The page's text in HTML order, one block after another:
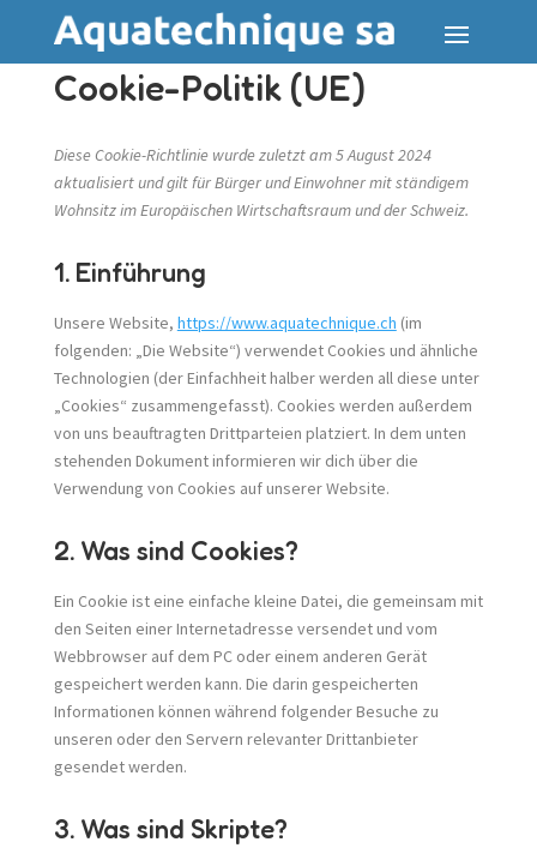
Cookie-Politik (UE)
Diese Cookie-Richtlinie wurde zuletzt am 5 August 2024
aktualisiert und gilt für Bürger und Einwohner mit ständigem
Wohnsitz im Europäischen Wirtschaftsraum und der Schweiz.
1. Einführung
Unsere Website, https://www.aquatechnique.ch (im
folgenden: „Die Website“) verwendet Cookies und ähnliche
Technologien (der Einfachheit halber werden all diese unter
„Cookies“ zusammengefasst). Cookies werden außerdem
von uns beauftragten Drittparteien platziert. In dem unten
stehenden Dokument informieren wir dich über die
Verwendung von Cookies auf unserer Website.
2. Was sind Cookies?
Ein Cookie ist eine einfache kleine Datei, die gemeinsam mit
den Seiten einer Internetadresse versendet und vom
Webbrowser auf dem PC oder einem anderen Gerät
gespeichert werden kann. Die darin gespeicherten
Informationen können während folgender Besuche zu
unseren oder den Servern relevanter Drittanbieter
gesendet werden.
3. Was sind Skripte?